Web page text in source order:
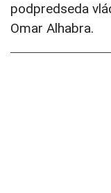
podpredseda
Omar Alhabra.